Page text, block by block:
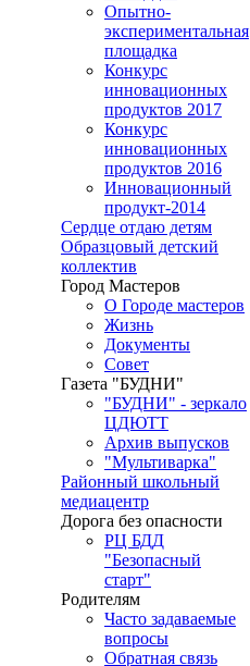
Опытно-
экспериментальная
площадка
Конкурс
инновационных
продуктов 2017
Конкурс
инновационных
продуктов 2016
Инновационный
продукт-2014
Сердце отдаю детям
Образцовый детский
коллектив
Город Мастеров
О Городе мастеров
Жизнь
Документы
Совет
Газета "БУДНИ"
"БУДНИ" - зеркало
ЦДЮТТ
Архив выпусков
"Мультиварка"
Районный школьный
медиацентр
Дорога без опасности
РЦ БДД
"Безопасный
старт"
Родителям
Часто задаваемые
вопросы
Обратная связь